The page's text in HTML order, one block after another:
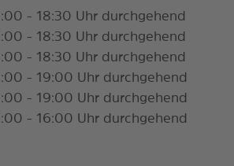
- 18:30 Uhr durchgehend
- 18:30 Uhr durchgehend
- 18:30 Uhr durchgehend
- 19:00 Uhr durchgehend
- 19:00 Uhr durchgehend
- 16:00 Uhr durchgehend